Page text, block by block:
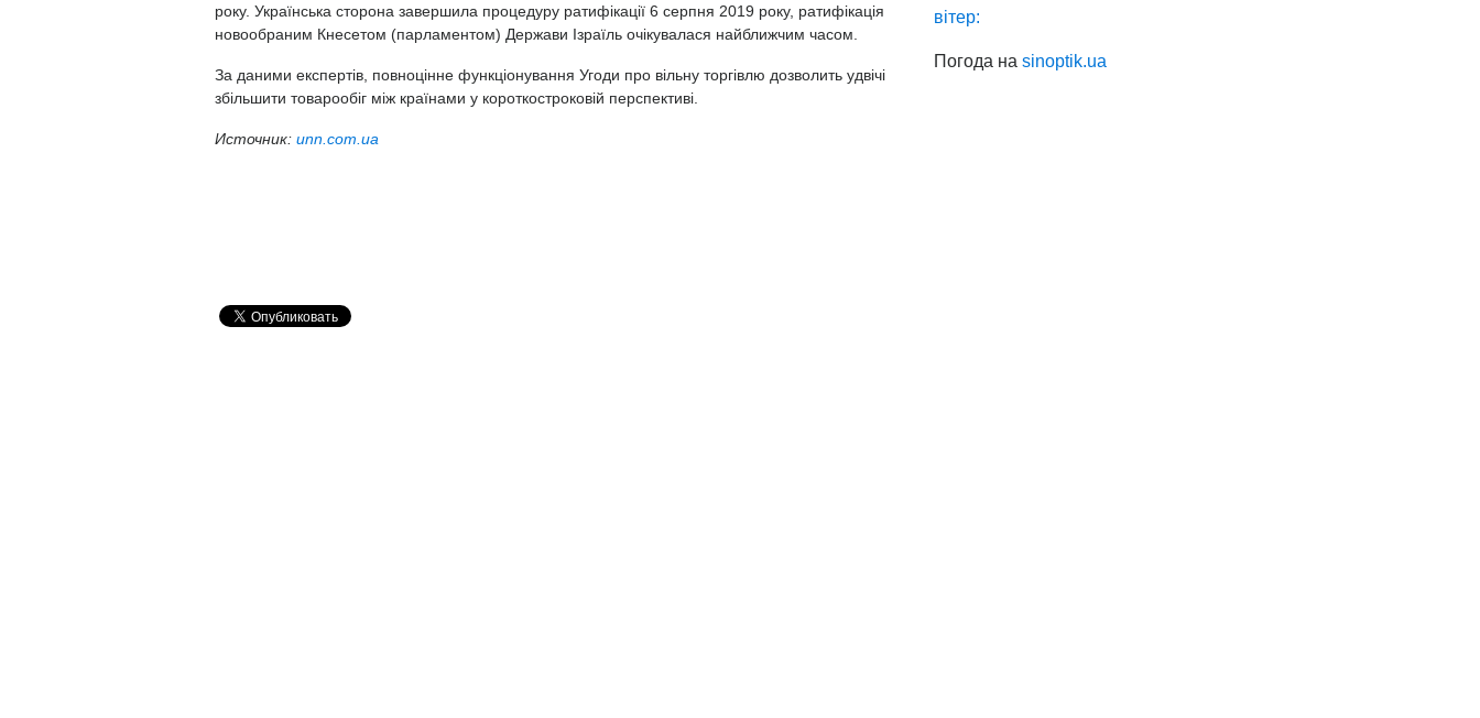
року. Українська сторона завершила процедуру ратифікації 6 серпня 2019 року, ратифікація
новообраним Кнесетом (парламентом) Держави Ізраїль очікувалася найближчим часом.
За даними експертів, повноцінне функціонування Угоди про вільну торгівлю дозволить удвічі
збільшити товарообіг між країнами у короткостроковій перспективі.
Источник: unn.com.ua
вітер:
Погода наsinoptik.ua